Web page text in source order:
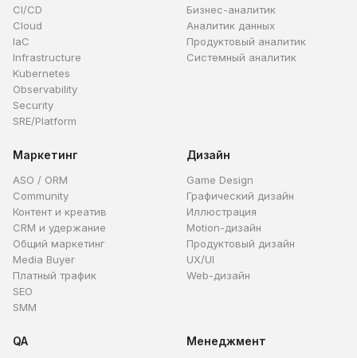
CI/CD
Cloud
IaC
Infrastructure
Kubernetes
Observability
Security
SRE/Platform
Бизнес-аналитик
Аналитик данных
Продуктовый аналитик
Системный аналитик
Маркетинг
ASO / ORM
Community
Контент и креатив
CRM и удержание
Общий маркетинг
Media Buyer
Платный трафик
SEO
SMM
Дизайн
Game Design
Графический дизайн
Иллюстрация
Motion-дизайн
Продуктовый дизайн
UX/UI
Web-дизайн
QA Менеджмент